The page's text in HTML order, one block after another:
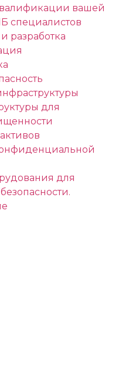
вашей
специалистов
разработка
для
для